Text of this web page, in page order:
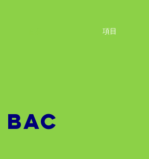
項目
BAC